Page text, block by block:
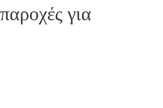
για